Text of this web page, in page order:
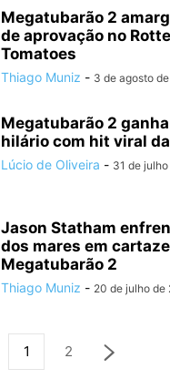
Megatubarão 2
de aprovação no
Tomatoes
Thiago Muniz - 3 de agosto
Megatubarão 2
hilário com hit viral
Lúcio de Oliveira - 31 de
Jason Statham
dos mares em
Megatubarão 2
Thiago Muniz - 20 de julho de
1 2